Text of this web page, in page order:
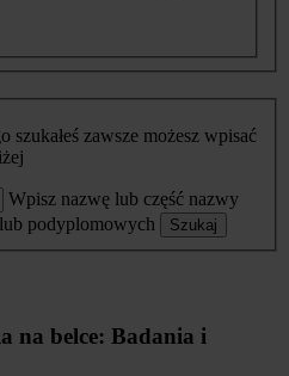
szukałeś zawsze możesz wpisać
Wpisz nazwę lub część nazwy
podyplomowych
Szukaj
na belce: Badania i